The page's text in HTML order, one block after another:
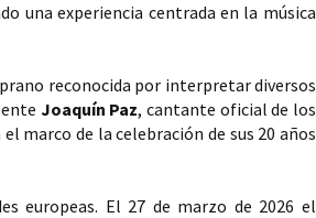
una experiencia centrada en la música
reconocida por interpretar diversos
Joaquín Paz, cantante oficial de los
marco de la celebración de sus 20 años
europeas. El 27 de marzo de 2026 el